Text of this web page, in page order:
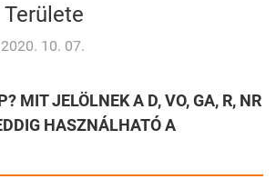
10. 07.
MIT JELÖLNEK A D, VO, GA, R, NR
HASZNÁLHATÓ A